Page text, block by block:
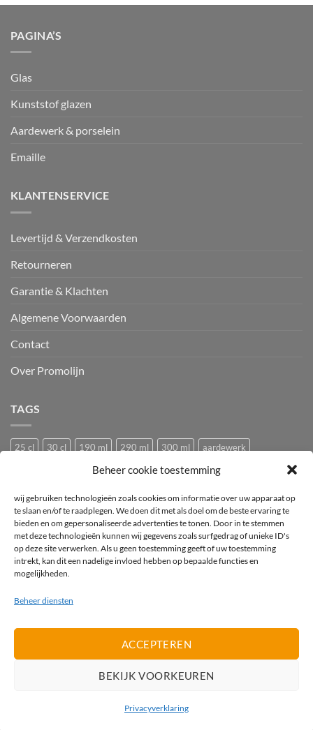
Beheer cookie toestemming
wij gebruiken technologieën zoals cookies om informatie over uw apparaat op
te slaan en/of te raadplegen. We doen dit met als doel om de beste ervaring te
bieden en om gepersonaliseerde advertenties te tonen. Door in te stemmen
met deze technologieën kunnen wij gegevens zoals surfgedrag of unieke ID's
op deze site verwerken. Als u geen toestemming geeft of uw toestemming
intrekt, kan dit een nadelige invloed hebben op bepaalde functies en
mogelijkheden.
Beheer diensten
ACCEPTEREN
BEKIJK VOORKEUREN
Privacyverklaring
PAGINA’S
Glas
Kunststof glazen
Aardewerk & porselein
Emaille
KLANTENSERVICE
Levertijd & Verzendkosten
Retourneren
Garantie & Klachten
Algemene Voorwaarden
Contact
Over Promolijn
TAGS
25 cl 30 cl 190 ml 290 ml 300 ml
aardewerk
Bedrukking bedrukt Bedrukt wijnglas
Festival glas
haan hen Horeca wijnglas Kip
Kunststof
logo
mok mus Pasabahce pluimvee porselein
Proefglas
proefglazen
Recyclebaar rode wijnglas
Royal Leerdam
Stapelbaar
vogel
vogeltje
2026 ©Promolijn